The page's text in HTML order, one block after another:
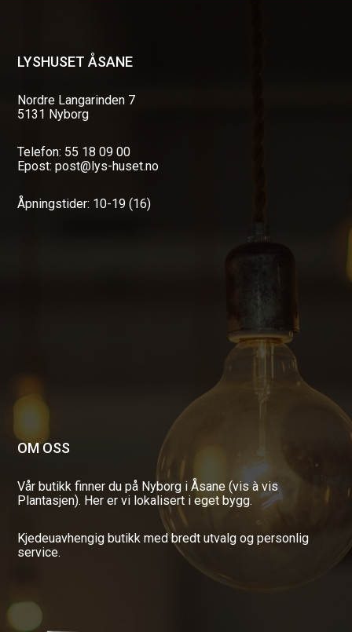
LYSHUSET ÅSANE
Nordre Langarinden 7
5131 Nyborg
Telefon: 55 18 09 00
Epost: post@lys-huset.no
Åpningstider: 10-19 (16)
OM OSS
Vår butikk finner du på Nyborg i Åsane (vis à vis
Plantasjen). Her er vi lokalisert i eget bygg.
Kjedeuavhengig butikk med bredt utvalg og personlig
service.